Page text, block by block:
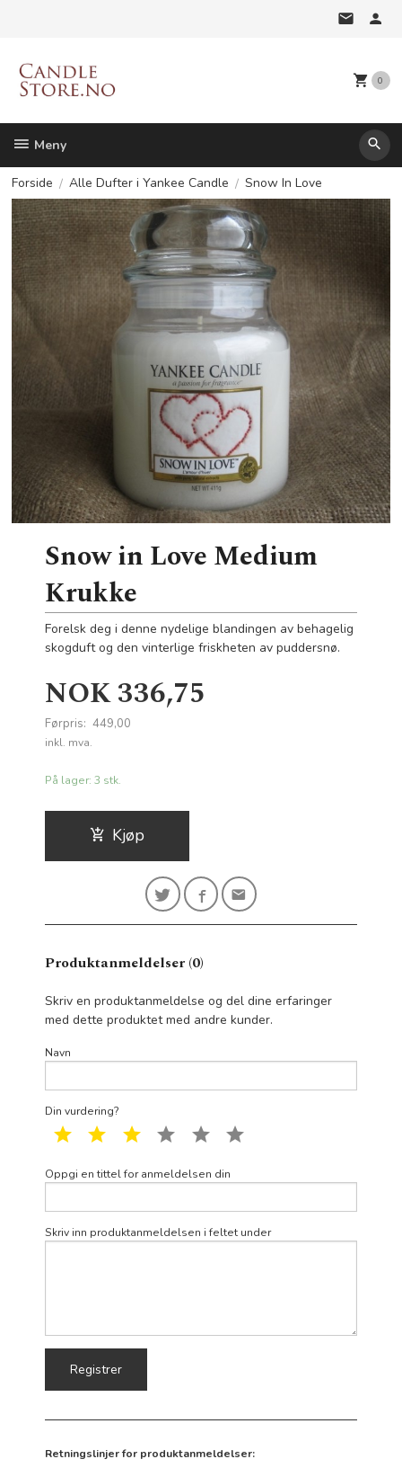
0
Meny
Forside Alle Dufter i Yankee Candle Snow In Love
Snow in Love Medium
Krukke
Forelsk deg i denne nydelige blandingen av behagelig
skogduft og den vinterlige friskheten av puddersnø.
Tilbud
NOK336,75
Førpris: 449,00
Rabatt
inkl. mva.
På lager: 3 stk.
Kjøp
Produktanmeldelser (0)
Skriv en produktanmeldelse og del dine erfaringer
med dette produktet med andre kunder.
Navn
Din vurdering?
1 star 2 star 3 star 4 star 5 star
Oppgi en tittel for anmeldelsen din
Skriv inn produktanmeldelsen i feltet under
Retningslinjer for produktanmeldelser: